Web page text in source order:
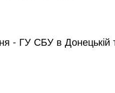
- ГУ СБУ в Донецькій